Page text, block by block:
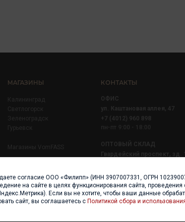
МАГАЗИНЫ
Калининград
Светлогорск
Зеленоградск
Гурьевск
Магазины VomFASS
КОНТАКТЫ
ОФИС
ул. Каштановая аллея, 47
+7 (4012) 960 898
ОПТОВЫЙ СКЛАД
Гвардейский проспект, зд.
пн-пт 8:00 - 17:00
согласие ООО «Филипп» (ИНН 3907007331, ОГРН
на сайте в целях функционирования сайта,
Если вы не хотите, чтобы ваши данные
сайт, вы соглашаетесь с Политикой сбора и